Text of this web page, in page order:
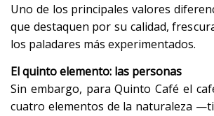
Uno de los principales valores
que destaquen por su calidad,
los paladares más experimentados.
El quinto elemento: las personas
Sin embargo, para Quinto Café el
cuatro elementos de la naturaleza